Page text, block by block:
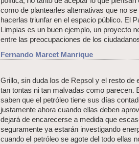
como de plantearles alternativas que no
hacerlas triunfar en el espacio público. El
Limpias es un buen ejemplo, un proyecto
entre las preocupaciones de los
Fernando Marcet Manrique
Grillo, sin duda los de Repsol y el resto de
tan tontas ni tan malvadas como parecen.
saben que el petróleo tiene sus días
justamente ahora cuando ellas deben
dejará de encarecerse a medida que
seguramente ya estarán investigando
cuando el petróleo se agote del todo ellas